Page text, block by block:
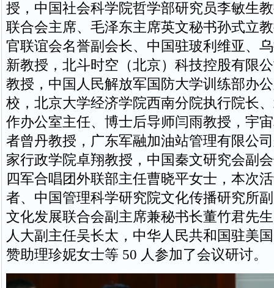
授，中国社会科学院哲学部研究员李敏生
联合会主席、毛泽东主席英文秘书孙式立
官联谊会名誉副会长、中国驻玻利维亚、
新教授，北斗时空（北京）科技控股有限
教授，中国人民解放军国防大学训练部办
校，北京大学经济学院西南分院执行院长
作办公室主任、博士后导师闫雨教授，宇
者曾丹教授，广东军融加油站管理有限公
家行政学院卓翔教授，中国秦文研究会副
四军合唱团外联部主任曹晓平女士，本次
者、中国管理科学研究院文化传播研究所
文化发展联合会副主席兼秘书长董竹君先
人大副主任吴长太，中华人民共和国驻美
赞助理珍妮女士等 50 人参加了会议研讨。